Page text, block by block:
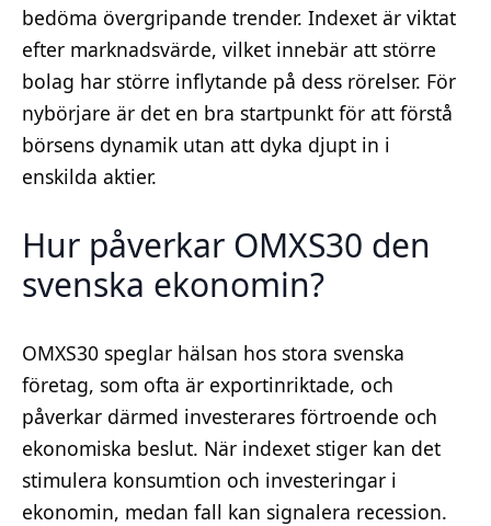
bedöma övergripande trender. Indexet är viktat
efter marknadsvärde, vilket innebär att större
bolag har större inflytande på dess rörelser. För
nybörjare är det en bra startpunkt för att förstå
börsens dynamik utan att dyka djupt in i
enskilda aktier.
Hur påverkar OMXS30 den
svenska ekonomin?
OMXS30 speglar hälsan hos stora svenska
företag, som ofta är exportinriktade, och
påverkar därmed investerares förtroende och
ekonomiska beslut. När indexet stiger kan det
stimulera konsumtion och investeringar i
ekonomin, medan fall kan signalera recession.